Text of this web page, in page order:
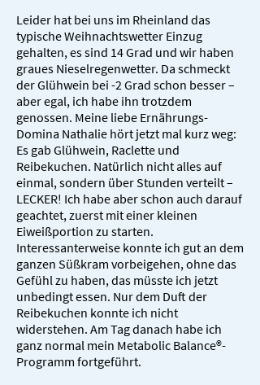
Leider hat bei uns im Rheinland das
typische Weihnachtswetter Einzug
gehalten, es sind 14 Grad und wir haben
graues Nieselregenwetter. Da schmeckt
der Glühwein bei -2 Grad schon besser –
aber egal, ich habe ihn trotzdem
genossen. Meine liebe Ernährungs-
Domina Nathalie hört jetzt mal kurz weg:
Es gab Glühwein, Raclette und
Reibekuchen. Natürlich nicht alles auf
einmal, sondern über Stunden verteilt –
LECKER! Ich habe aber schon auch darauf
geachtet, zuerst mit einer kleinen
Eiweißportion zu starten.
Interessanterweise konnte ich gut an dem
ganzen Süßkram vorbeigehen, ohne das
Gefühl zu haben, das müsste ich jetzt
unbedingt essen. Nur dem Duft der
Reibekuchen konnte ich nicht
widerstehen. Am Tag danach habe ich
ganz normal mein Metabolic Balance®-
Programm fortgeführt.